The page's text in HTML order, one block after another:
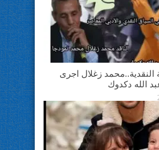
النقدية..محمد زغلال اجرى
الله دكدوك